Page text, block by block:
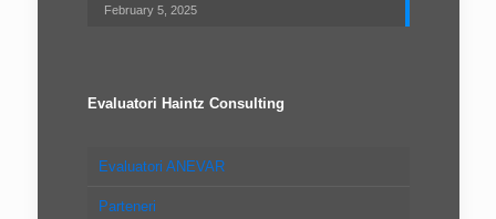
February 5, 2025
Evaluatori Haintz Consulting
Evaluatori ANEVAR
Parteneri